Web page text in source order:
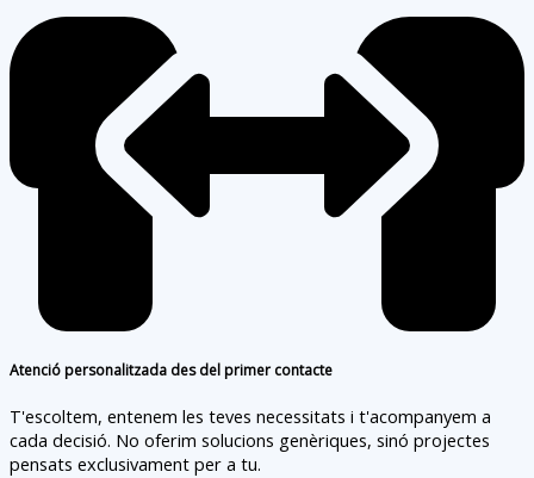
Atenció personalitzada des del primer contacte
T'escoltem, entenem les teves necessitats i t'acompanyem a
cada decisió. No oferim solucions genèriques, sinó projectes
pensats exclusivament per a tu.